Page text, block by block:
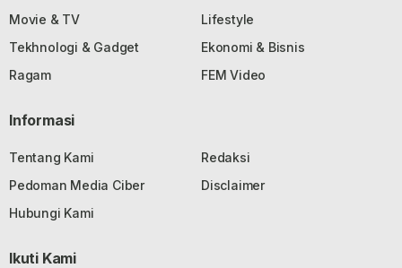
Movie & TV
Lifestyle
Tekhnologi & Gadget
Ekonomi & Bisnis
Ragam
FEM Video
Informasi
Tentang Kami
Redaksi
Pedoman Media Ciber
Disclaimer
Hubungi Kami
Ikuti Kami